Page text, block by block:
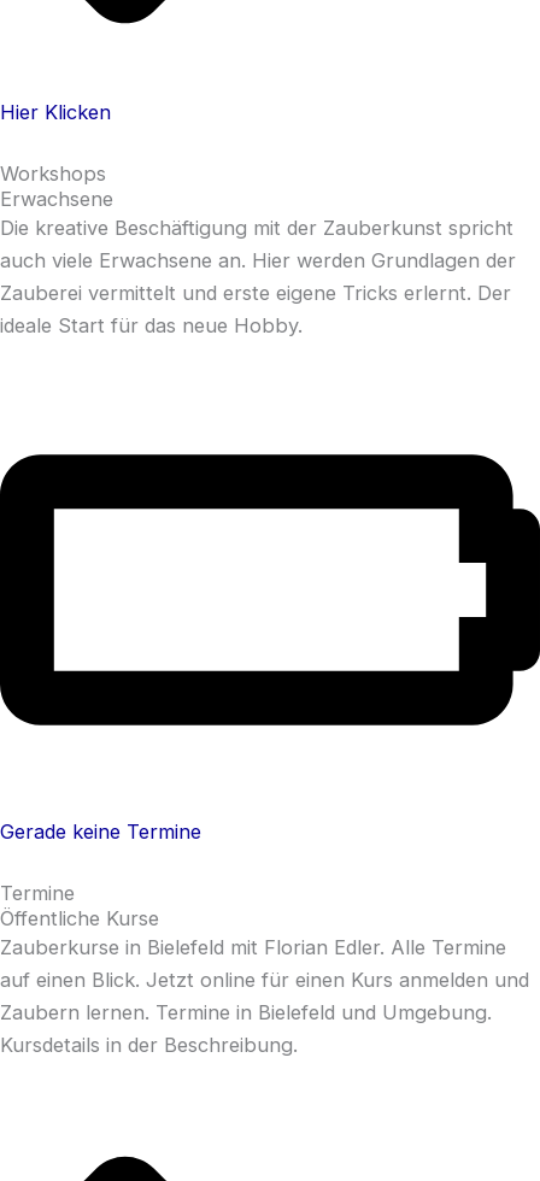
Hier Klicken
Workshops
Erwachsene
Die kreative Beschäftigung mit der Zauberkunst spricht
auch viele Erwachsene an. Hier werden Grundlagen der
Zauberei vermittelt und erste eigene Tricks erlernt. Der
ideale Start für das neue Hobby.
Gerade keine Termine
Termine
Öffentliche Kurse
Zauberkurse in Bielefeld mit Florian Edler. Alle Termine
auf einen Blick. Jetzt online für einen Kurs anmelden und
Zaubern lernen. Termine in Bielefeld und Umgebung.
Kursdetails in der Beschreibung.